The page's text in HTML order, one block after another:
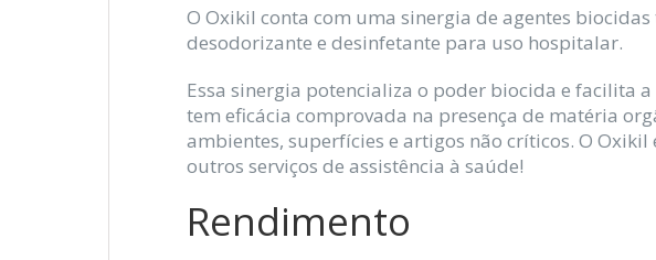
O Oxikil conta com uma sinergia de agentes
desodorizante e desinfetante para uso hospitalar.
Essa sinergia potencializa o poder biocida e facilita
tem eficácia comprovada na presença de matéria
ambientes, superfícies e artigos não críticos. O
outros serviços de assistência à saúde!
Rendimento